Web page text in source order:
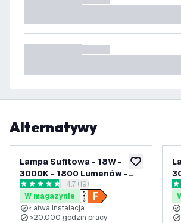
Alternatywy
dodaj do
Lampa Sufitowa - 18W -
3000K - 1800 Lumenów -
Ø24 CMotwórz panel recenzji
4.7 Gwiazdki oceny
4.7 (19)
W magazynie
Łatwa instalacja
>20.000 godzin pracy